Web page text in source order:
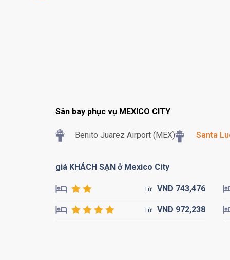
Sân bay phục vụ MEXICO CITY
Benito Juarez Airport (MEX) Santa
giá KHÁCH SẠN ở Mexico City
Từ VND 743,476
Từ VND 972,238